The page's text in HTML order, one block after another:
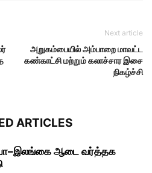
Next article
அறுகம்பையில் அம்பாறை மாவட்ட
கண்காட்சி மற்றும் கலாச்சார இசை
நிகழ்ச்சி
ARTICLES
ஆடை வர்த்தக